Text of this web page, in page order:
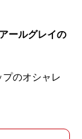
ールグレイの
のオシャレ